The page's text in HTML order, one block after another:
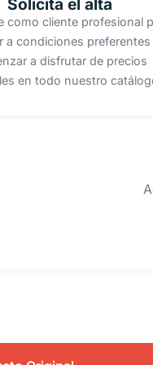
Solicita el alta
como cliente profesional
a condiciones preferentes
a disfrutar de precios
en todo nuestro